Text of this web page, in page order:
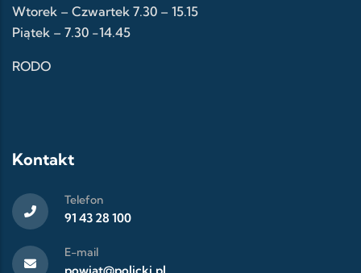
Wtorek – Czwartek 7.30 – 15.15
Piątek – 7.30 -14.45
RODO
Kontakt
Telefon
91 43 28 100
E-mail